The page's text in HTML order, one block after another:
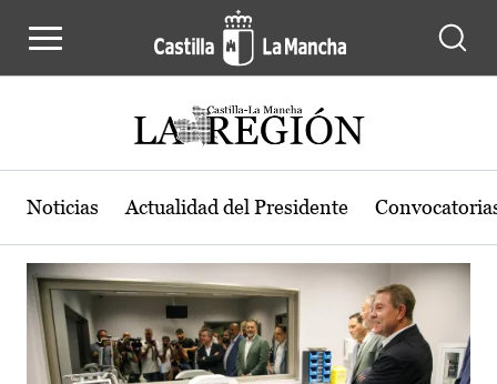
Actualidad de la región de Castilla-
Noticias Actualidad del Presidente